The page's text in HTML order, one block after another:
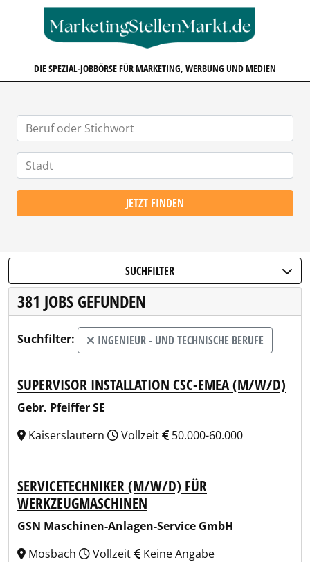
DIE SPEZIAL-JOBBÖRSE FÜR MARKETING, WERBUNG UND MEDIEN
JETZT FINDEN
SUCHFILTER
381 JOBS GEFUNDEN
Suchfilter: INGENIEUR - UND TECHNISCHE BERUFE
SUPERVISOR INSTALLATION CSC-EMEA (M/W/D)
Gebr. Pfeiffer SE
Kaiserslautern
Vollzeit 50.000-60.000
SERVICETECHNIKER (M/W/D) FÜR
WERKZEUGMASCHINEN
GSN Maschinen-Anlagen-Service GmbH
Mosbach
Vollzeit Keine Angabe